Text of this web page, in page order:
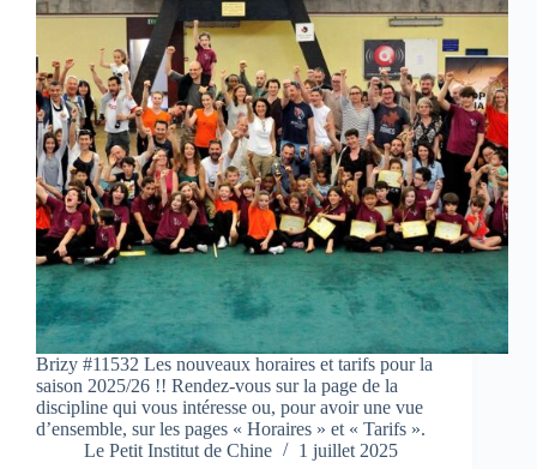
Brizy #11532 Les nouveaux horaires et tarifs pour la
saison 2025/26 !! Rendez-vous sur la page de la
discipline qui vous intéresse ou, pour avoir une vue
d’ensemble, sur les pages « Horaires » et « Tarifs ».
Le Petit Institut de Chine
1 juillet 2025